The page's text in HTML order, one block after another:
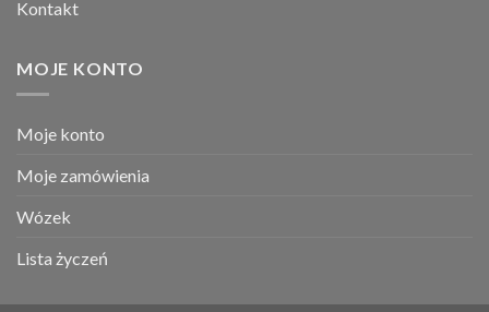
Kontakt
MOJE KONTO
Moje konto
Moje zamówienia
Wózek
Lista życzeń